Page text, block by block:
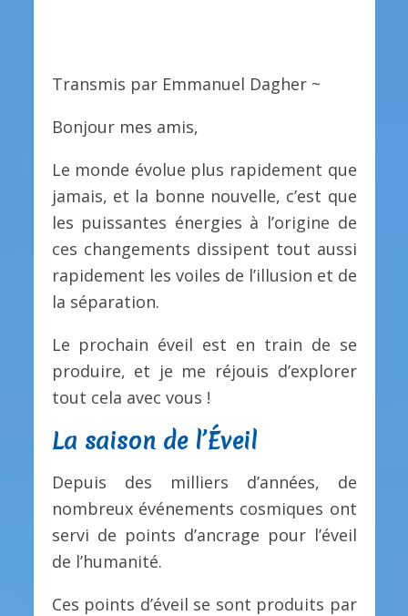
Transmis par Emmanuel Dagher ~
Bonjour mes amis,
Le monde évolue plus rapidement que
jamais, et la bonne nouvelle, c’est que
les puissantes énergies à l’origine de
ces changements dissipent tout aussi
rapidement les voiles de l’illusion et de
la séparation.
Le prochain éveil est en train de se
produire, et je me réjouis d’explorer
tout cela avec vous !
La saison de l’Éveil
Depuis des milliers d’années, de
nombreux événements cosmiques ont
servi de points d’ancrage pour l’éveil
de l’humanité.
Ces points d’éveil se sont produits par